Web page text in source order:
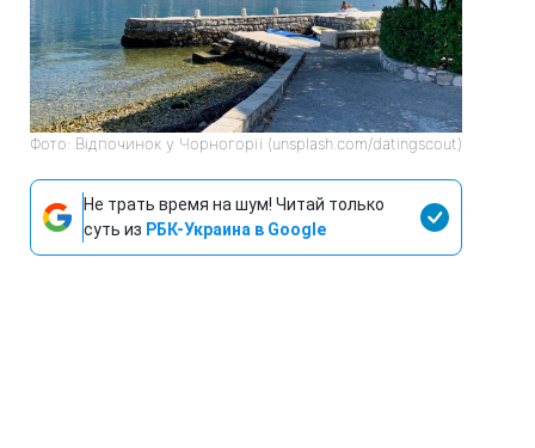
Фото: Відпочинок у Чорногорії (unsplash.com/datingscout)
Не трать время на шум! Читай только
суть из РБК-Украина в Google